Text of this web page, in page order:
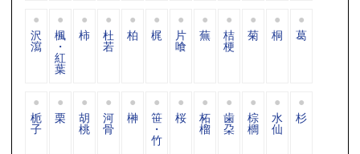
沢
瀉
楓
・
紅
葉
柿 杜
若
柏 梶 片
喰
蕪 桔
梗
菊 桐 葛
栀
子
栗 胡
桃
河
骨
榊 笹
・
竹
桜 柘
榴
歯
朶
棕
櫚
水
仙
杉